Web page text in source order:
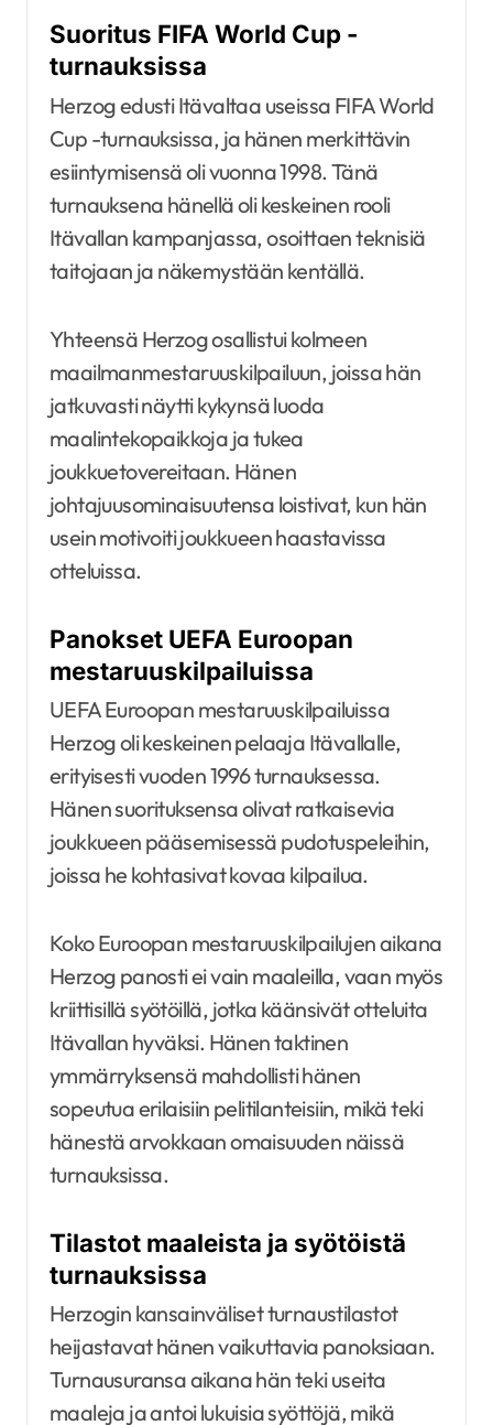
Suoritus FIFA World Cup -
turnauksissa
Herzog edusti Itävaltaa useissa FIFA World
Cup -turnauksissa, ja hänen merkittävin
esiintymisensä oli vuonna 1998. Tänä
turnauksena hänellä oli keskeinen rooli
Itävallan kampanjassa, osoittaen teknisiä
taitojaan ja näkemystään kentällä.
Yhteensä Herzog osallistui kolmeen
maailmanmestaruuskilpailuun, joissa hän
jatkuvasti näytti kykynsä luoda
maalintekopaikkoja ja tukea
joukkuetovereitaan. Hänen
johtajuusominaisuutensa loistivat, kun hän
usein motivoiti joukkueen haastavissa
otteluissa.
Panokset UEFA Euroopan
mestaruuskilpailuissa
UEFA Euroopan mestaruuskilpailuissa
Herzog oli keskeinen pelaaja Itävallalle,
erityisesti vuoden 1996 turnauksessa.
Hänen suorituksensa olivat ratkaisevia
joukkueen pääsemisessä pudotuspeleihin,
joissa he kohtasivat kovaa kilpailua.
Koko Euroopan mestaruuskilpailujen aikana
Herzog panosti ei vain maaleilla, vaan myös
kriittisillä syötöillä, jotka käänsivät otteluita
Itävallan hyväksi. Hänen taktinen
ymmärryksensä mahdollisti hänen
sopeutua erilaisiin pelitilanteisiin, mikä teki
hänestä arvokkaan omaisuuden näissä
turnauksissa.
Tilastot maaleista ja syötöistä
turnauksissa
Herzogin kansainväliset turnaustilastot
heijastavat hänen vaikuttavia panoksiaan.
Turnausuransa aikana hän teki useita
maaleja ja antoi lukuisia syöttöjä, mikä